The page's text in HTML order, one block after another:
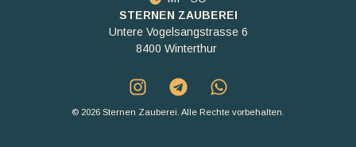
STERNEN ZAUBEREI
Untere Vogelsangstrasse 6
8400 Winterthur
© 2026 Sternen Zauberei. Alle Rechte vorbehalten.